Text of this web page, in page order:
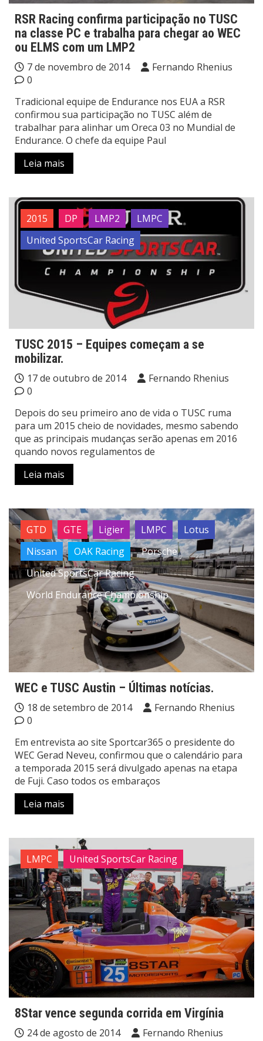
RSR Racing confirma participação no TUSC
na classe PC e trabalha para chegar ao WEC
ou ELMS com um LMP2
7 de novembro de 2014
Fernando Rhenius
0
Tradicional equipe de Endurance nos EUA a RSR
confirmou sua participação no TUSC além de
trabalhar para alinhar um Oreca 03 no Mundial de
Endurance. O chefe da equipe Paul
Leia mais
2015 DP LMP2
LMPC
United SportsCar Racing
TUSC 2015 – Equipes começam a se
mobilizar.
17 de outubro de 2014
Fernando Rhenius
0
Depois do seu primeiro ano de vida o TUSC ruma
para um 2015 cheio de novidades, mesmo sabendo
que as principais mudanças serão apenas em 2016
quando novos regulamentos de
Leia mais
GTD GTE Ligier LMPC
Lotus
Nissan
OAK Racing
Porsche
United SportsCar Racing
World Endurance Championship
WEC e TUSC Austin – Últimas notícias.
18 de setembro de 2014
Fernando Rhenius
0
Em entrevista ao site Sportcar365 o presidente do
WEC Gerad Neveu, confirmou que o calendário para
a temporada 2015 será divulgado apenas na etapa
de Fuji. Caso todos os embaraços
Leia mais
LMPC United SportsCar Racing
8Star vence segunda corrida em Virgínia
24 de agosto de 2014
Fernando Rhenius